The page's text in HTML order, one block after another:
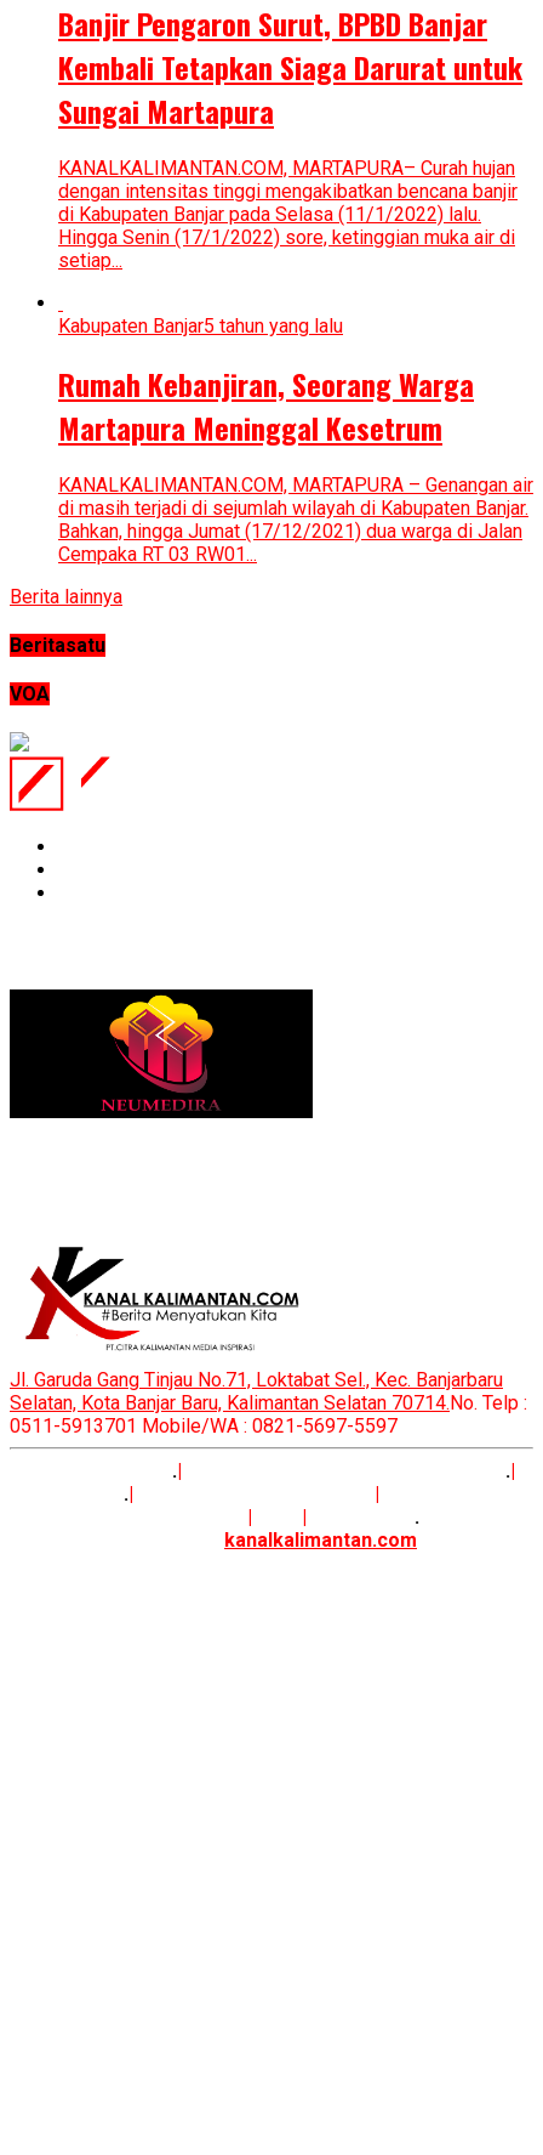
Banjir Pengaron Surut, BPBD Banjar
Kembali Tetapkan Siaga Darurat untuk
Sungai Martapura
KANALKALIMANTAN.COM, MARTAPURA– Curah hujan
dengan intensitas tinggi mengakibatkan bencana banjir
di Kabupaten Banjar pada Selasa (11/1/2022) lalu.
Hingga Senin (17/1/2022) sore, ketinggian muka air di
setiap...
Kabupaten Banjar5 tahun yang lalu
Rumah Kebanjiran, Seorang Warga
Martapura Meninggal Kesetrum
KANALKALIMANTAN.COM, MARTAPURA – Genangan air
di masih terjadi di sejumlah wilayah di Kabupaten Banjar.
Bahkan, hingga Jumat (17/12/2021) dua warga di Jalan
Cempaka RT 03 RW01...
Berita lainnya
Beritasatu
VOA
Jl. Garuda Gang Tinjau No.71, Loktabat Sel., Kec. Banjarbaru
Selatan, Kota Banjar Baru, Kalimantan Selatan 70714.No. Telp :
0511-5913701 Mobile/WA : 0821-5697-5597
.| .|
.| |
| |
.
kanalkalimantan.com